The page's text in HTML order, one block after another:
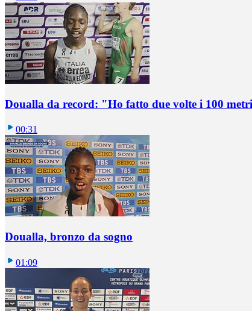
Doualla da record: "Ho fatto due volte i 100
00:31
Doualla, bronzo da sogno
01:09